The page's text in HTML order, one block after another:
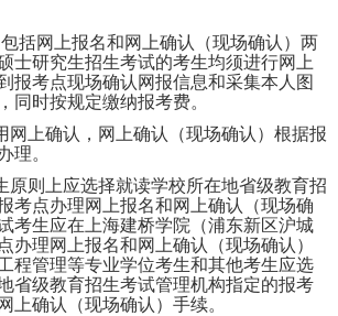
括网上报名和网上确认（现场确认）两
士研究生招生考试的考生均须进行网上
报考点现场确认网报信息和采集本人图
同时按规定缴纳报考费。
网上确认，网上确认（现场确认）根据报
理。
原则上应选择就读学校所在地省级教育招
考点办理网上报名和网上确认（现场确
考生应在上海建桥学院（浦东新区沪城
办理网上报名和网上确认（现场确认）
程管理等专业学位考生和其他考生应选
省级教育招生考试管理机构指定的报考
上确认（现场确认）手续。